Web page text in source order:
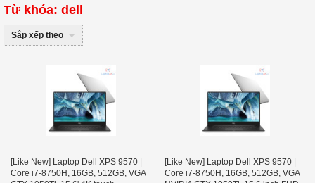
Từ khóa: dell
Sắp xếp theo
[Like New] Laptop Dell XPS 9570 |
Core i7-8750H, 16GB, 512GB, VGA
[Like New] Laptop Dell XPS 9570 |
Core i7-8750H, 16GB, 512GB, VGA